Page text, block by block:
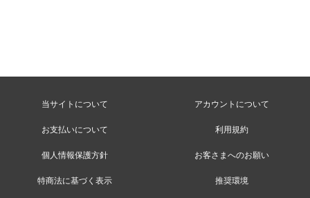
当サイトについて アカウントについて
お支払いについて 利用規約
個人情報保護方針 お客さまへのお願い
特商法に基づく表示 推奨環境